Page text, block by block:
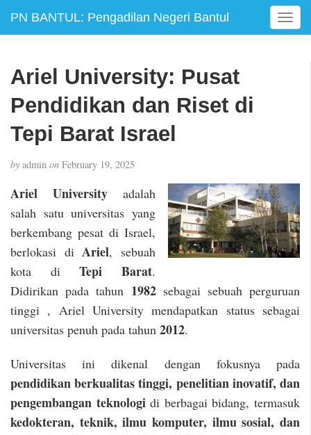
PN BANTUL: Pengadilan Negeri Bantul
T
o
a
t
i
o
n
Ariel University: Pusat
Pendidikan dan Riset di
Tepi Barat Israel
by admin on February 19, 2025
Ariel Universityadalah
salah satu universitas yang
berkembang pesat di Israel,
berlokasi di Ariel, sebuah
kota di Tepi Barat.
Didirikan pada tahun 1982sebagai sebuah perguruan
tinggi , Ariel University mendapatkan status sebagai
universitas penuh pada tahun 2012.
Universitas ini dikenal dengan fokusnya pada
pendidikan berkualitas tinggi, penelitian inovatif, dan
pengembangan teknologi di berbagai bidang, termasuk
kedokteran, teknik, ilmu komputer, ilmu sosial, dan